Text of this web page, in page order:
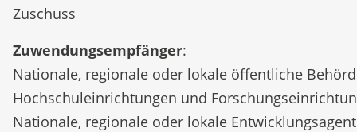
Zuschuss
Zuwendungsempfänger:
Nationale, regionale oder lokale öffentliche
Hochschuleinrichtungen und
Nationale, regionale oder lokale